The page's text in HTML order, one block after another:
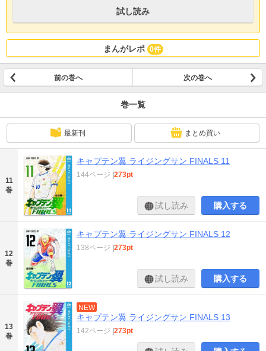
試し読み
まんがレポ 0件
前の巻へ 次の巻へ
巻一覧
最新刊 まとめ買い
11
巻
キャプテン翼 ライジングサン FINALS 11
144ページ 273pt
試し読み 購入する
12
巻
キャプテン翼 ライジングサン FINALS 12
138ページ 273pt
試し読み 購入する
13
巻
NEW
キャプテン翼 ライジングサン FINALS 13
142ページ 273pt